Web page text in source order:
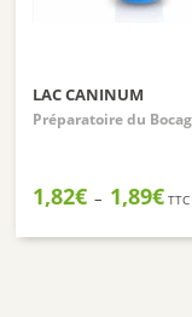
LAC CANINUM
Préparatoire du
1,82€ – 1,89€Plage
TTC